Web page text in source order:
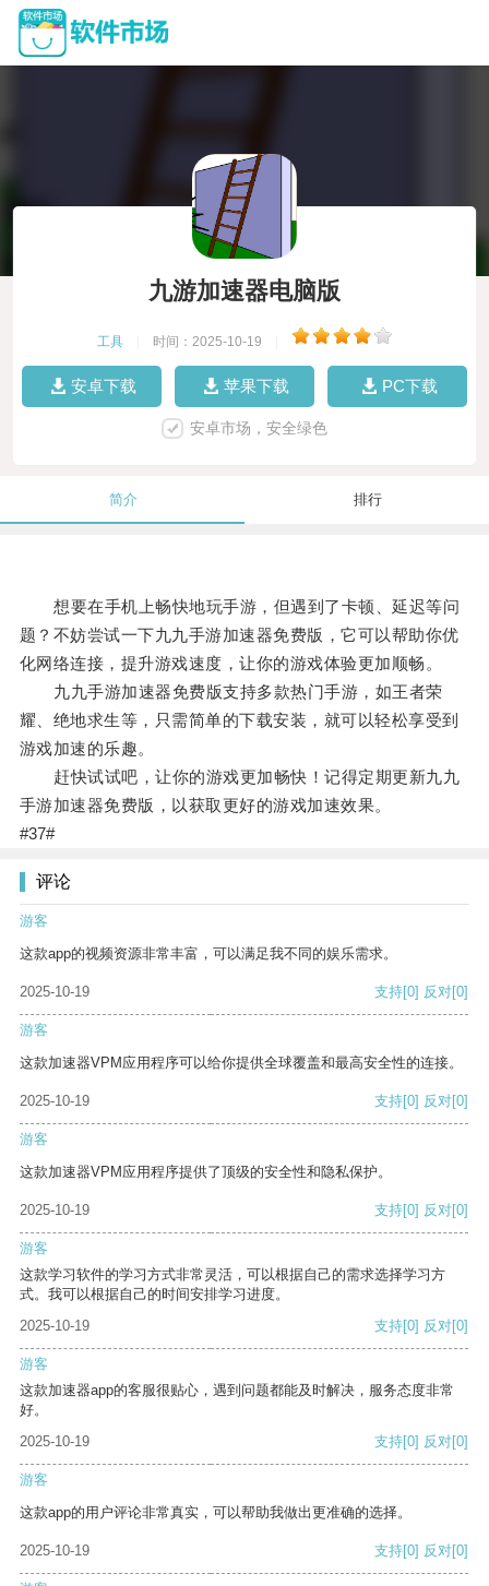
九游加速器电脑版
工具 时间：2025-10-19
安卓下载 苹果下载 PC下载
安卓市场，安全绿色
简介 排行
想要在手机上畅快地玩手游，但遇到了卡顿、延迟等问
题？不妨尝试一下九九手游加速器免费版，它可以帮助你优
化网络连接，提升游戏速度，让你的游戏体验更加顺畅。
九九手游加速器免费版支持多款热门手游，如王者荣
耀、绝地求生等，只需简单的下载安装，就可以轻松享受到
游戏加速的乐趣。
赶快试试吧，让你的游戏更加畅快！记得定期更新九九
手游加速器免费版，以获取更好的游戏加速效果。
#37#
评论
游客
这款app的视频资源非常丰富，可以满足我不同的娱乐需求。
2025-10-19 支持[0] 反对[0]
游客
这款加速器VPM应用程序可以给你提供全球覆盖和最高安全性的连接。
2025-10-19 支持[0] 反对[0]
游客
这款加速器VPM应用程序提供了顶级的安全性和隐私保护。
2025-10-19 支持[0] 反对[0]
游客
这款学习软件的学习方式非常灵活，可以根据自己的需求选择学习方
式。我可以根据自己的时间安排学习进度。
2025-10-19
支持[0] 反对[0]
游客
这款加速器app的客服很贴心，遇到问题都能及时解决，服务态度非常
好。
2025-10-19
支持[0] 反对[0]
游客
这款app的用户评论非常真实，可以帮助我做出更准确的选择。
2025-10-19 支持[0] 反对[0]